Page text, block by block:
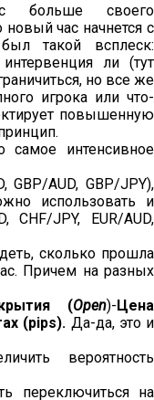
больше своего
новый час начнется с
такой всплеск:
ли (тут
но все же
игрока или что-
повышенную
самое интенсивное
GBP/AUD, GBP/JPY),
использовать и
CHF/JPY, EUR/AUD,
сколько прошла
Причем на разных
(Open)-Цена
(pips). Да-да, это и
вероятность
переключиться на